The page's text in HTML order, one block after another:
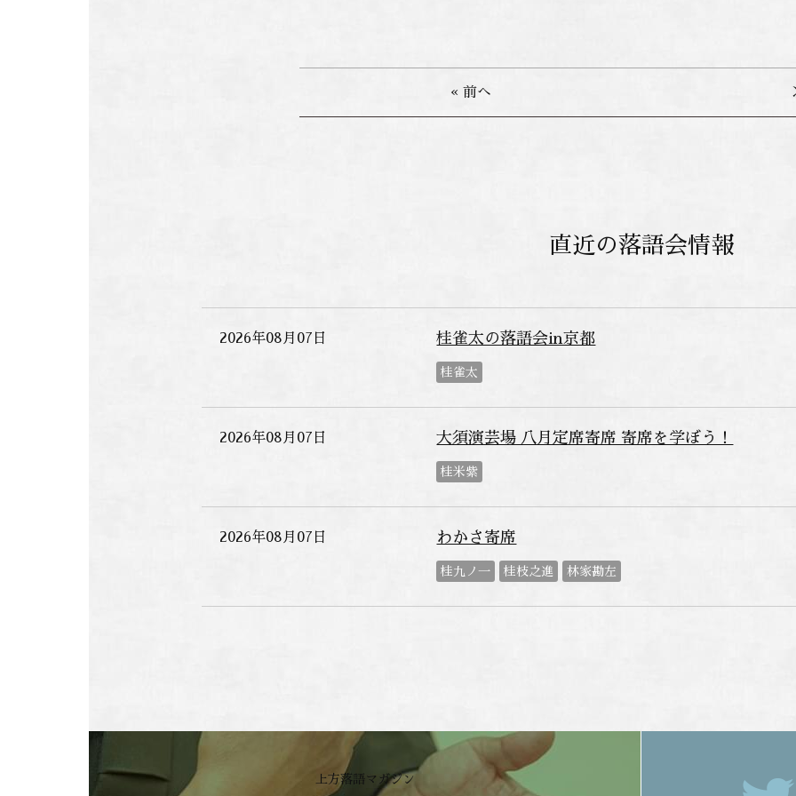
« 前へ
直近の落語会情報
2026年08月07日 桂雀太の落語会in京都
桂雀太
2026年08月07日 大須演芸場 八月定席寄席 寄席を学ぼう！
桂米紫
2026年08月07日 わかさ寄席
桂九ノ一 桂枝之進 林家勘左
上方落語マガジン